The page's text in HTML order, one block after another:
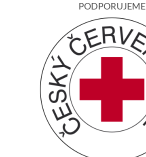
PODPORUJEME